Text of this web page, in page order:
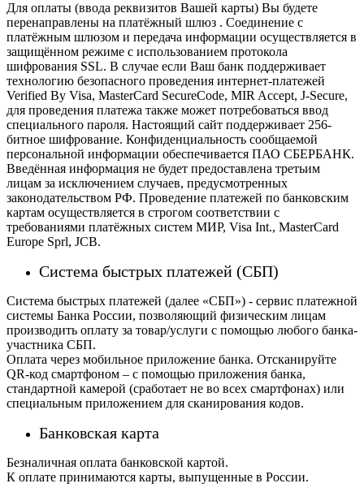
Для оплаты (ввода реквизитов Вашей карты) Вы будете
перенаправлены на платёжный шлюз . Соединение с
платёжным шлюзом и передача информации осуществляется в
защищённом режиме с использованием протокола
шифрования SSL. В случае если Ваш банк поддерживает
технологию безопасного проведения интернет-платежей
Verified By Visa, MasterCard SecureCode, MIR Accept, J-Secure,
для проведения платежа также может потребоваться ввод
специального пароля. Настоящий сайт поддерживает 256-
битное шифрование. Конфиденциальность сообщаемой
персональной информации обеспечивается ПАО СБЕРБАНК.
Введённая информация не будет предоставлена третьим
лицам за исключением случаев, предусмотренных
законодательством РФ. Проведение платежей по банковским
картам осуществляется в строгом соответствии с
требованиями платёжных систем МИР, Visa Int., MasterCard
Europe Sprl, JCB.
Система быстрых платежей (СБП)
Система быстрых платежей (далее «СБП») - сервис платежной
системы Банка России, позволяющий физическим лицам
производить оплату за товар/услуги с помощью любого банка-
участника СБП.
Оплата через мобильное приложение банка. Отсканируйте
QR-код смартфоном – с помощью приложения банка,
стандартной камерой (сработает не во всех смартфонах) или
специальным приложением для сканирования кодов.
Банковская карта
Безналичная оплата банковской картой.
К оплате принимаются карты, выпущенные в России.